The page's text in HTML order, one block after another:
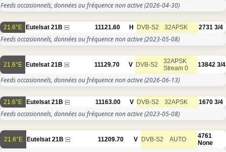
Feeds occasionnels, données ou fréquence non active(2026-04-30)
21.6°E Eutelsat 21B 11121.60 H DVB-S2 32APSK 2731 3/4
Feeds occasionnels, données ou fréquence non active(2023-05-08)
21.6°E Eutelsat 21B 11129.70 V DVB-S2
32APSK
Stream 0
13842 3/4
Feeds occasionnels, données ou fréquence non active(2026-06-13)
21.6°E Eutelsat 21B 11163.00 V DVB-S2 32APSK 1670 3/4
Feeds occasionnels, données ou fréquence non active(2023-05-08)
21.6°E Eutelsat 21B 11209.70 V DVB-S2 AUTO
4761
None